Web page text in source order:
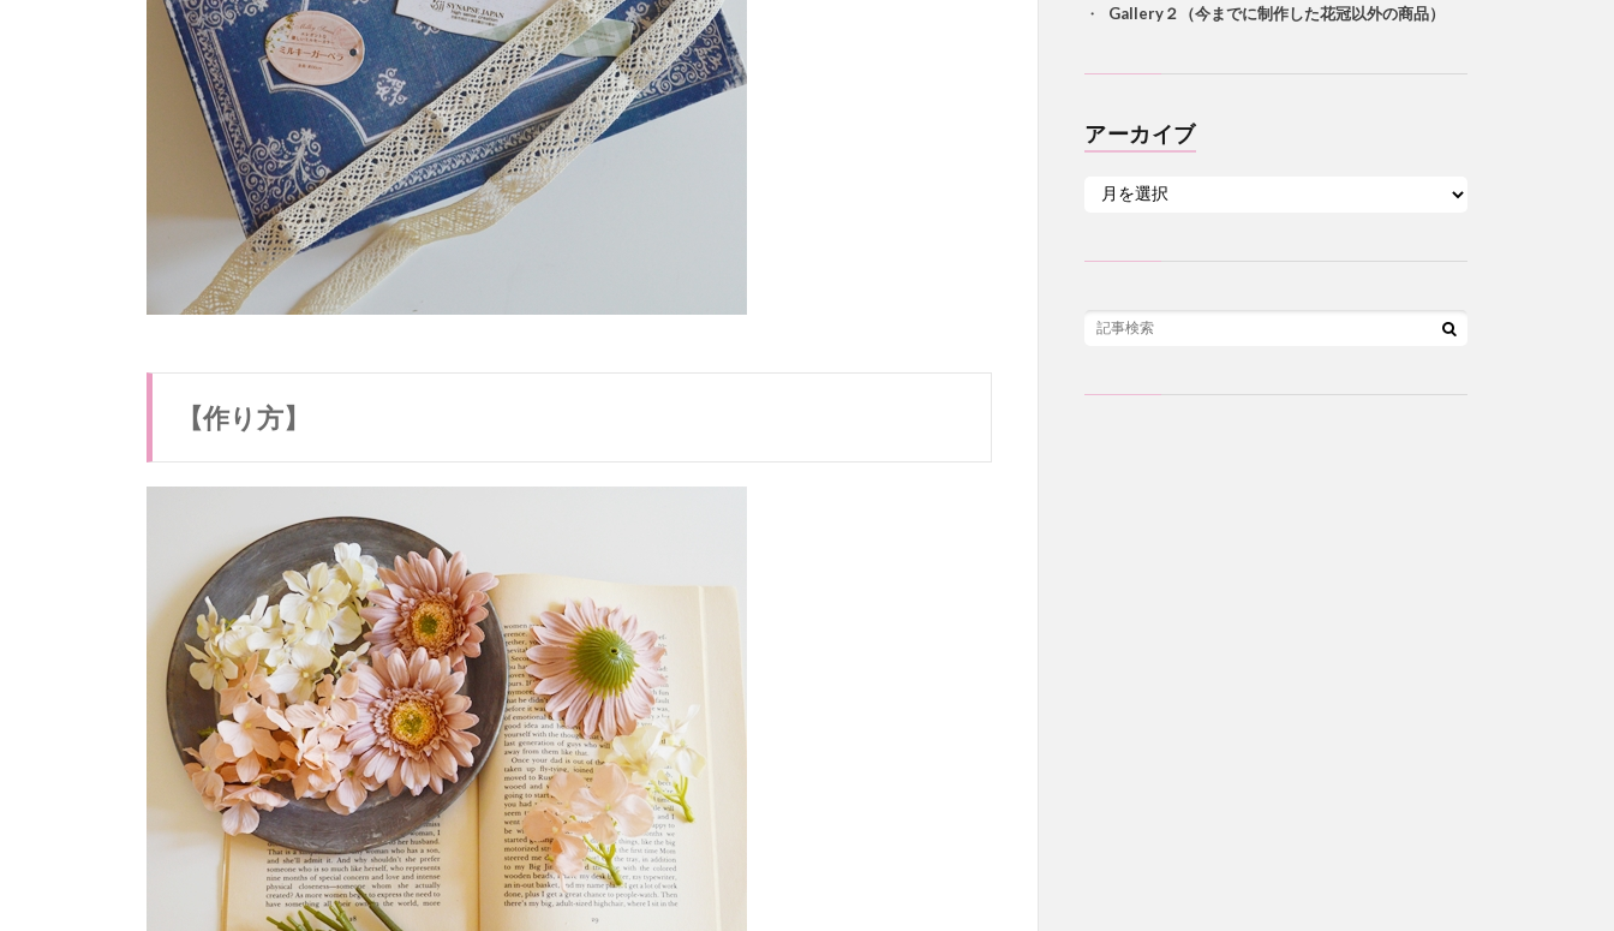
花
冠
は
お
さ
花
愛
く
身
に
幸
せ
い
っ
ぱ
の
花
嫁
4.
【作り方】
Gallery２（今までに制作した花冠以外の商品）
アーカイブ